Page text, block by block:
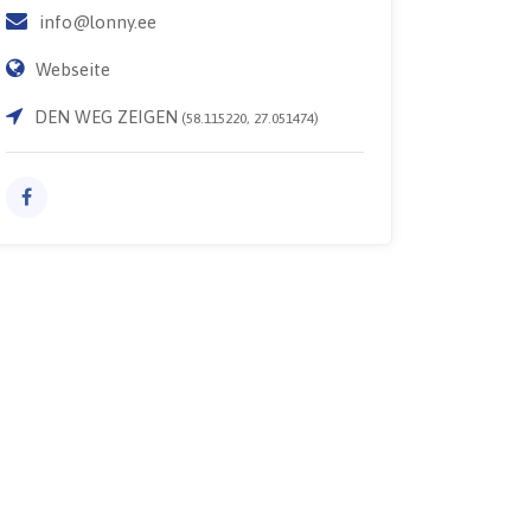
info@lonny.ee
Webseite
DEN WEG ZEIGEN (58.115220, 27.051474)